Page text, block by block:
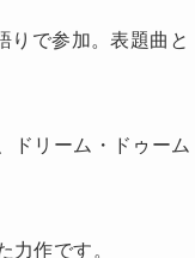
で参加。表題曲と
ドリーム・ドゥーム
作です。